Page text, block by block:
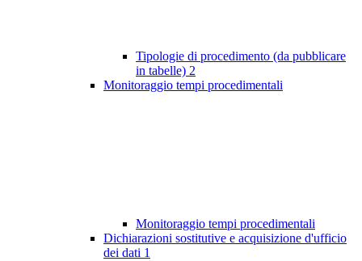
Tipologie di procedimento (da pubblicare
in tabelle) 2
Monitoraggio tempi procedimentali
Monitoraggio tempi procedimentali
Dichiarazioni sostitutive e acquisizione d'ufficio
dei dati 1